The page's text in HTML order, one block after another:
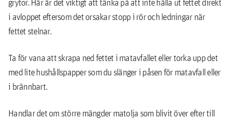
i avloppet eftersom det orsakar stopp i rör och ledningar när
fettet stelnar.
Ta för vana att skrapa ned fettet i matavfallet eller torka upp det
med lite hushållspapper som du slänger i påsen för matavfall eller
i brännbart.
Handlar det om större mängder matolja som blivit över efter till